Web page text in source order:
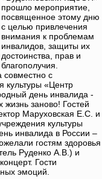
прошло мероприятие,
посвященное этому дню
с целью привлечения
внимания к проблемам
инвалидов, защиты их
достоинства, прав и
благополучия.
совместно с
культуры «Центр
день инвалида -
заново! Гостей
Маруховская Е.С. и
культуры
инвалида в России –
гостям здоровья
Руденко А.В.) и
Гости
эмоций.